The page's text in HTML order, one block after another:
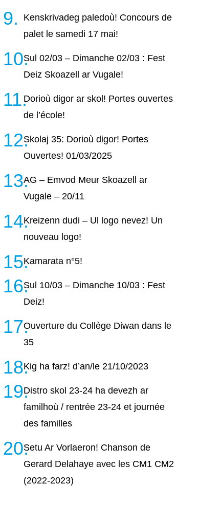
Kenskrivadeg paledoù! Concours de
palet le samedi 17 mai!
Sul 02/03 – Dimanche 02/03 : Fest
Deiz Skoazell ar Vugale!
Dorioù digor ar skol! Portes ouvertes
de l’école!
Skolaj 35: Dorioù digor! Portes
Ouvertes! 01/03/2025
AG – Emvod Meur Skoazell ar
Vugale – 20/11
Kreizenn dudi – Ul logo nevez! Un
nouveau logo!
Kamarata n°5!
Sul 10/03 – Dimanche 10/03 : Fest
Deiz!
Ouverture du Collège Diwan dans le
35
Kig ha farz! d’an/le 21/10/2023
Distro skol 23-24 ha devezh ar
familhoù / rentrée 23-24 et journée
des familles
Setu Ar Vorlaeron! Chanson de
Gerard Delahaye avec les CM1 CM2
(2022-2023)